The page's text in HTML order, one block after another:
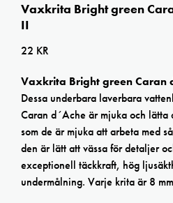
Vaxkrita Bright green
II
22 KR
Vaxkrita Bright green Caran
Dessa underbara laverbara
Caran d´Ache är mjuka och lätta
som de är mjuka att arbeta med
den är lätt att vässa för detaljer
exceptionell täckkraft, hög
undermålning. Varje krita är 8